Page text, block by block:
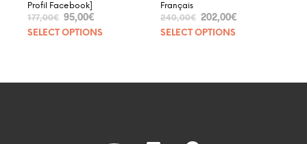
Profil Facebook]
177,00€ 95,00€
SELECT OPTIONS
Français
240,00€ 202,00€
SELECT OPTIONS